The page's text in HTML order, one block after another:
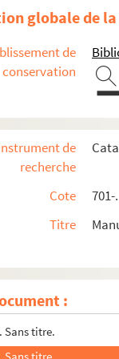
globale de
de
conservation
de
recherche
Cote
701-
Titre
:
Perdu dans l’ombre.
Buisson ardent.
Le passage ( reprises ).
Father had leaves.
Trouver l’absence.
Notes en marge d’un
Un de chute.
La blessure de l’amour.
Sans titre.